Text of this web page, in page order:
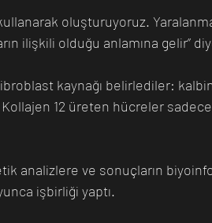
oluşturuyoruz.
ilişkili olduğu anlamına gelir”
kaynağı belirlediler:
12 üreten hücreler
analizlere ve sonuçların
işbirliği yaptı.